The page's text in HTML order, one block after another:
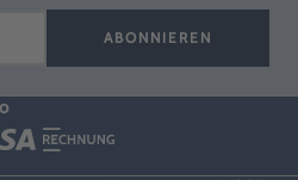
ABONNIEREN